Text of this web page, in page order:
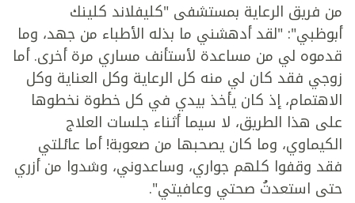
من فريق الرعاية بمستشفى "كليفلاند كلينك
أبوظبي": "لقد أدهشني ما بذله الأطباء من جهد، وما
قدموه لي من مساعدة لأستأنف مساري مرة أخرى. أما
زوجي فقد كان لي منه كل الرعاية وكل العناية وكل
الاهتمام، إذ كان يأخذ بيدي في كل خطوة نخطوها
على هذا الطريق، لا سيما أثناء جلسات العلاج
الكيماوي، وما كان يصحبها من صعوبة! أما عائلتي
فقد وقفوا كلهم جواري، وساعدوني، وشدوا من أزري
حتى استعدتُ صحتي وعافيتي".